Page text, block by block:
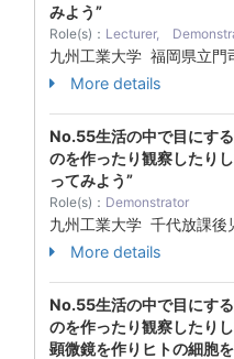
みよう”
Role(s)： Lecturer,
九州工業大学 福岡県立門
More details
No.55生活の中で目にす
のを作ったり観察したり
ってみよう”
Role(s)： Demonstrator
九州工業大学 千代放課後
More details
No.55生活の中で目にす
のを作ったり観察したり
顕微鏡を作りヒトの細胞